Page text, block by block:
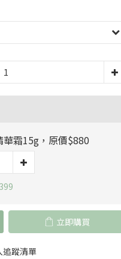
華霜15g，原價$880
立即購買
追蹤清單